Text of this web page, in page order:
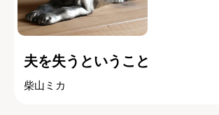
夫を失うということ
柴山ミカ